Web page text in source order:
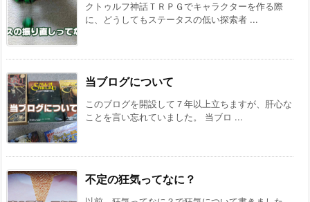
クトゥルフ神話ＴＲＰＧでキャラクターを作る際
に、どうしてもステータスの低い探索者 ...
当ブログについて
このブログを開設して７年以上立ちますが、肝心な
ことを言い忘れていました。 当ブロ ...
不定の狂気ってなに？